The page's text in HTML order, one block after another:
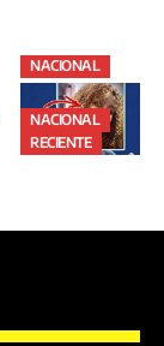
NACIONAL
NACIONAL
RECIENTE